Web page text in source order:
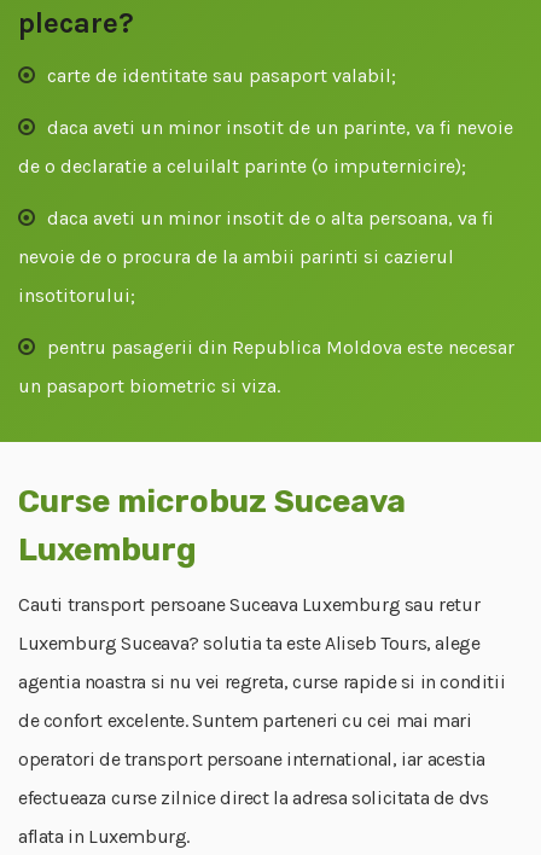
plecare?
carte de identitate sau pasaport valabil;
daca aveti un minor insotit de un parinte, va fi nevoie
de o declaratie a celuilalt parinte (o imputernicire);
daca aveti un minor insotit de o alta persoana, va fi
nevoie de o procura de la ambii parinti si cazierul
insotitorului;
pentru pasagerii din Republica Moldova este necesar
un pasaport biometric si viza.
Curse microbuz Suceava
Luxemburg
Cauti transport persoane Suceava Luxemburg sau retur
Luxemburg Suceava? solutia ta este Aliseb Tours, alege
agentia noastra si nu vei regreta, curse rapide si in conditii
de confort excelente. Suntem parteneri cu cei mai mari
operatori de transport persoane international, iar acestia
efectueaza curse zilnice direct la adresa solicitata de dvs
aflata in Luxemburg.